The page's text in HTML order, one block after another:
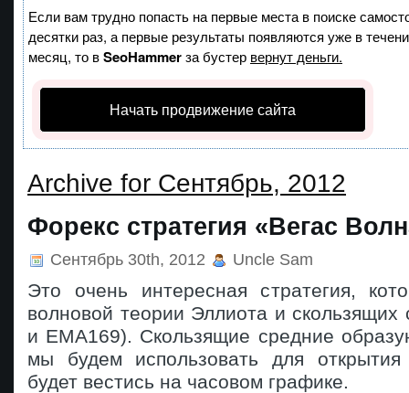
Если вам трудно попасть на первые места в поиске
десятки раз, а первые результаты появляются уже в
месяц, то вSeoHammerза бустер вернут деньги.
Начать продвижение сайта
Archive for Сентябрь, 2012
Форекс стратегия «Вегас
Сентябрь 30th, 2012 Uncle Sam
Это очень интересная стратегия,
волновой теории Эллиота и
и ЕМА169). Скользящие средние
мы будем использовать для открытия
будет вестись на часовом графике.